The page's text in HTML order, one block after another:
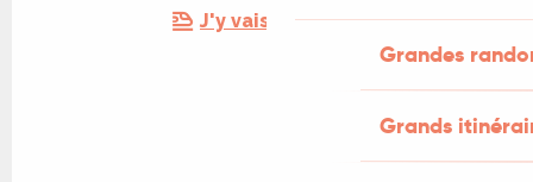
Grandes
Grands
J'y vais en train !